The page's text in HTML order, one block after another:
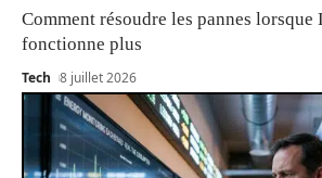
Comment résoudre les pannes lorsque
fonctionne plus
Tech 8 juillet 2026